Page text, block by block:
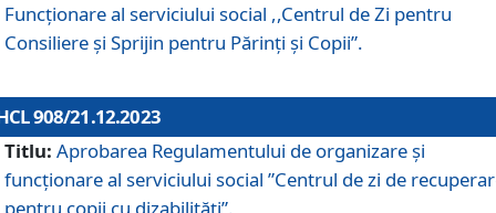
Funcționare al serviciului social ,,Centrul de Zi pentru
Consiliere şi Sprijin pentru Părinţi şi Copii”.
908/21.12.2023
Titlu: Aprobarea Regulamentului de organizare şi
funcţionare al serviciului social ”Centrul de zi de